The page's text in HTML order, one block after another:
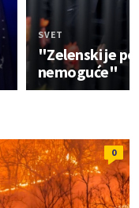
SVET
"Zelenski je
nemoguće"
0